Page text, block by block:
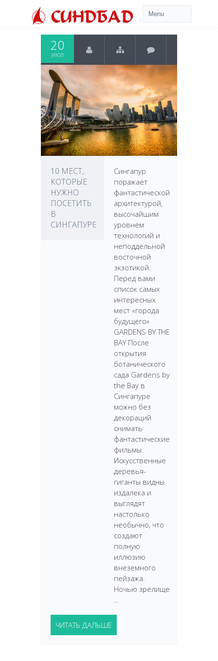
20
ИЮЛ
10 МЕСТ,
КОТОРЫЕ
НУЖНО
ПОСЕТИТЬ
В
СИНГАПУРЕ
Сингапур
поражает
фантастической
архитектурой,
высочайшим
уровнем
технологий и
неподдельной
восточной
экзотикой.
Перед вами
список самых
интересных
мест «города
будущего»
GARDENS BY THE
BAY После
открытия
ботанического
сада Gardens by
the Bay в
Сингапуре
можно без
декораций
снимать
фантастические
фильмы.
Искусственные
деревья-
гиганты видны
издалека и
выглядят
настолько
необычно, что
создают
полную
иллюзию
внеземного
пейзажа.
Ночью зрелище
ЧИТАТЬ ДАЛЬШЕ